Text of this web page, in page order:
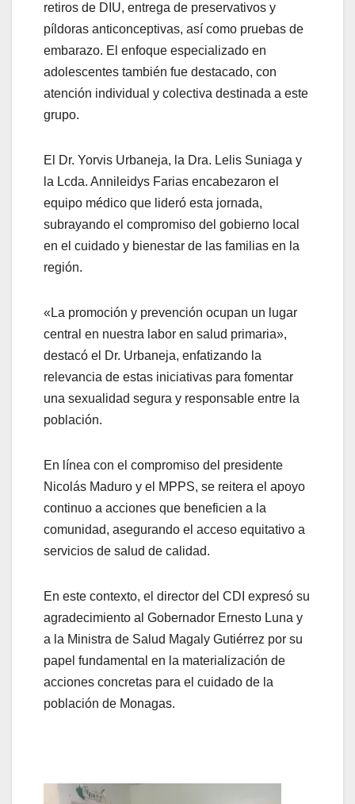
retiros de DIU, entrega de preservativos y
píldoras anticonceptivas, así como pruebas de
embarazo. El enfoque especializado en
adolescentes también fue destacado, con
atención individual y colectiva destinada a este
grupo.
El Dr. Yorvis Urbaneja, la Dra. Lelis Suniaga y
la Lcda. Annileidys Farias encabezaron el
equipo médico que lideró esta jornada,
subrayando el compromiso del gobierno local
en el cuidado y bienestar de las familias en la
región.
«La promoción y prevención ocupan un lugar
central en nuestra labor en salud primaria»,
destacó el Dr. Urbaneja, enfatizando la
relevancia de estas iniciativas para fomentar
una sexualidad segura y responsable entre la
población.
En línea con el compromiso del presidente
Nicolás Maduro y el MPPS, se reitera el apoyo
continuo a acciones que beneficien a la
comunidad, asegurando el acceso equitativo a
servicios de salud de calidad.
En este contexto, el director del CDI expresó su
agradecimiento al Gobernador Ernesto Luna y
a la Ministra de Salud Magaly Gutiérrez por su
papel fundamental en la materialización de
acciones concretas para el cuidado de la
población de Monagas.